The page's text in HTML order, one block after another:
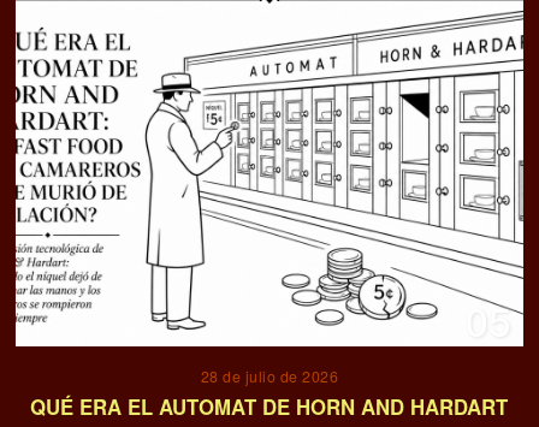
05
28 de julio de 2026
QUÉ ERA EL AUTOMAT DE HORN AND HARDART